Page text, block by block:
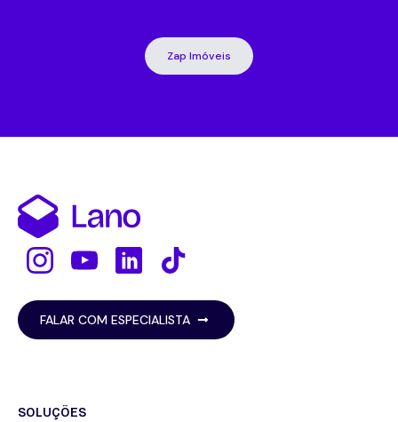
Zap Imóveis
FALAR COM ESPECIALISTA
SOLUÇÕES